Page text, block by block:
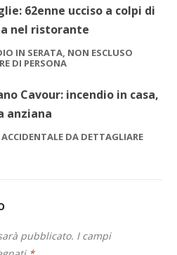
62enne ucciso a colpi di
nel ristorante
IN SERATA, NON ESCLUSO
DI PERSONA
Cavour: incendio in casa,
anziana
DA DETTAGLIARE
pubblicato. I campi